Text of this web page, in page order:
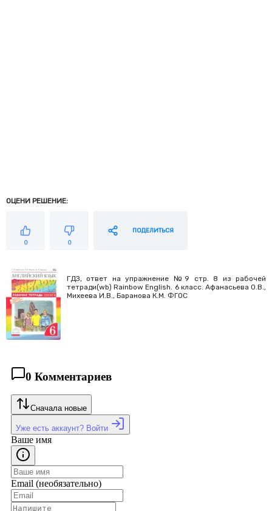
ОЦЕНИ РЕШЕНИЕ:
0 0
ПОДЕЛИТЬСЯ
ГДЗ, ответ на упражнение №9 стр. 8 из рабочей
тетради(wb) Rainbow English. 6 класс. Афанасьева О.В.,
Михеева И.В., Баранова К.М. ФГОС